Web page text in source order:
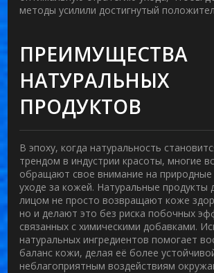
методы усилили достигнутый
ПРЕИМУЩЕСТВА
НАТУРАЛЬНЫХ
ПРОДУКТОВ
В эпоху, когда натуральность
трендом в индустрии красоты, многие
обращают свое внимание на
уходе за кожей. Натуральные продукты
лицом не просто возвращают коже
но и делают это без риска побочных
связанных с химическими добавками.
натуральных ингредиентов помогает
баланс кожи, делая её более
неблагоприятным воздействиям